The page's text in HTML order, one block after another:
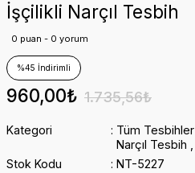
İşçilikli Narçıl Tesbih
0 puan - 0 yorum
%45 İndirimli
960,00₺ 1.735,56₺
Kategori Tüm Tesbihler
Narçıl Tesbih
Stok Kodu
NT-5227